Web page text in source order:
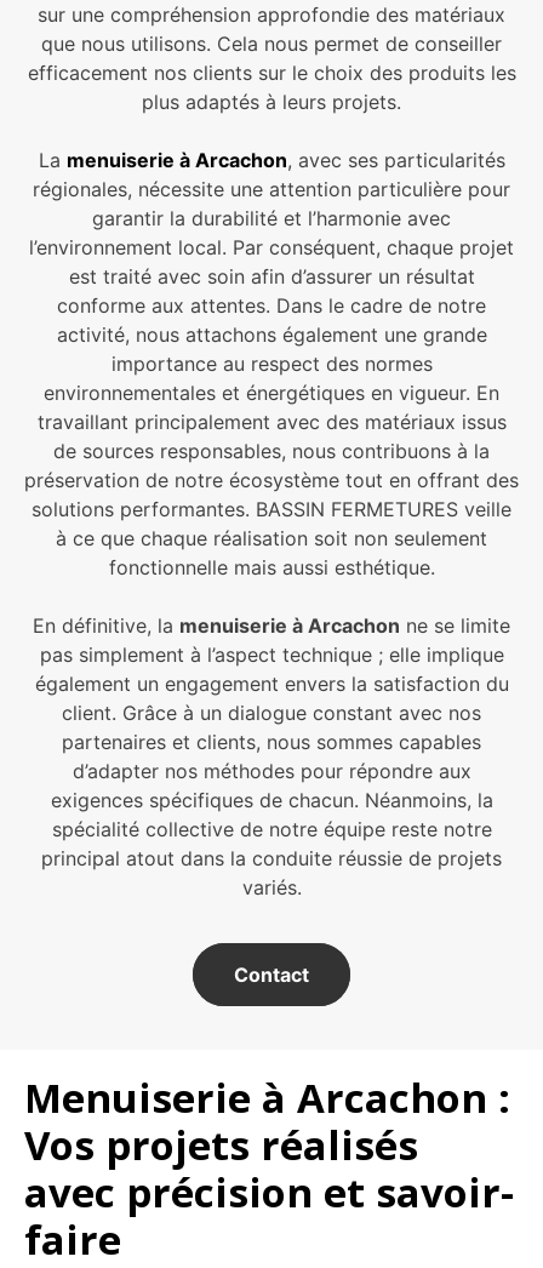
sur une compréhension approfondie des matériaux
que nous utilisons. Cela nous permet de conseiller
efficacement nos clients sur le choix des produits les
plus adaptés à leurs projets.
La menuiserie à Arcachon, avec ses particularités
régionales, nécessite une attention particulière pour
garantir la durabilité et l’harmonie avec
l’environnement local. Par conséquent, chaque projet
est traité avec soin afin d’assurer un résultat
conforme aux attentes. Dans le cadre de notre
activité, nous attachons également une grande
importance au respect des normes
environnementales et énergétiques en vigueur. En
travaillant principalement avec des matériaux issus
de sources responsables, nous contribuons à la
préservation de notre écosystème tout en offrant des
solutions performantes. BASSIN FERMETURES veille
à ce que chaque réalisation soit non seulement
fonctionnelle mais aussi esthétique.
En définitive, la menuiserie à Arcachon ne se limite
pas simplement à l’aspect technique ; elle implique
également un engagement envers la satisfaction du
client. Grâce à un dialogue constant avec nos
partenaires et clients, nous sommes capables
d’adapter nos méthodes pour répondre aux
exigences spécifiques de chacun. Néanmoins, la
spécialité collective de notre équipe reste notre
principal atout dans la conduite réussie de projets
variés.
Contact
Menuiserie à Arcachon :
Vos projets réalisés
avec précision et savoir-
faire